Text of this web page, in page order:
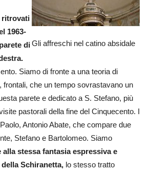
Gli affreschi nel catino absidale
ritrovati
1963-
di
Siamo di fronte a una teoria di
frontali, che un tempo sovrastavano un
parete e dedicato a S. Stefano, più
pastorali della fine del Cinquecento. I
Antonio Abate, che compare due
Stefano e Bartolomeo. Siamo
stessa fantasia espressiva e
Schiranetta, lo stesso tratto